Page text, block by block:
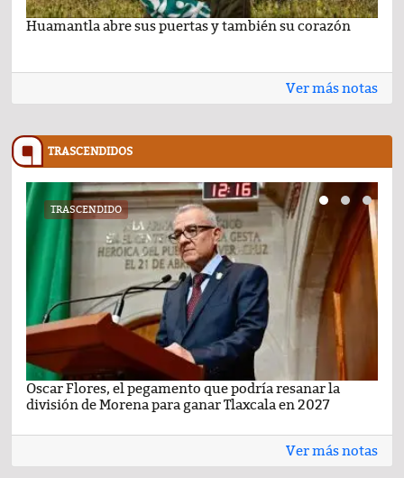
Huamantla abre sus puertas y también su corazón
Ver más notas
TRASCENDIDOS
TRASCENDIDO
Oscar Flores, el pegamento que podría resanar la
división de Morena para ganar Tlaxcala en 2027
Ver más notas